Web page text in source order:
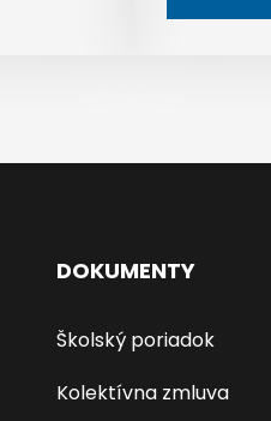
DOKUMENTY
Školský poriadok
Kolektívna zmluva